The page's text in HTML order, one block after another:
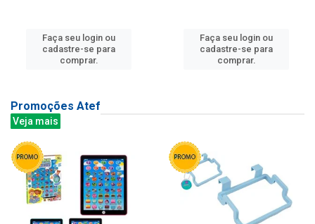
Faça seu login ou
cadastre-se para
comprar.
Faça seu login ou
cadastre-se para
comprar.
Promoções Atef
Veja mais